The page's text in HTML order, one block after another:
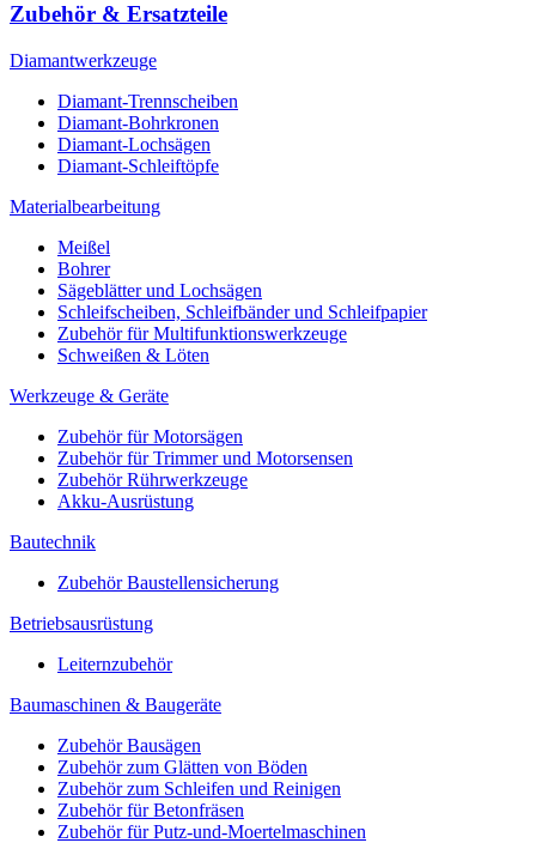
Zubehör & Ersatzteile
Diamantwerkzeuge
Diamant-Trennscheiben
Diamant-Bohrkronen
Diamant-Lochsägen
Diamant-Schleiftöpfe
Materialbearbeitung
Meißel
Bohrer
Sägeblätter und Lochsägen
Schleifscheiben, Schleifbänder und Schleifpapier
Zubehör für Multifunktionswerkzeuge
Schweißen & Löten
Werkzeuge & Geräte
Zubehör für Motorsägen
Zubehör für Trimmer und Motorsensen
Zubehör Rührwerkzeuge
Akku-Ausrüstung
Bautechnik
Zubehör Baustellensicherung
Betriebsausrüstung
Leiternzubehör
Baumaschinen & Baugeräte
Zubehör Bausägen
Zubehör zum Glätten von Böden
Zubehör zum Schleifen und Reinigen
Zubehör für Betonfräsen
Zubehör für Putz-und-Moertelmaschinen